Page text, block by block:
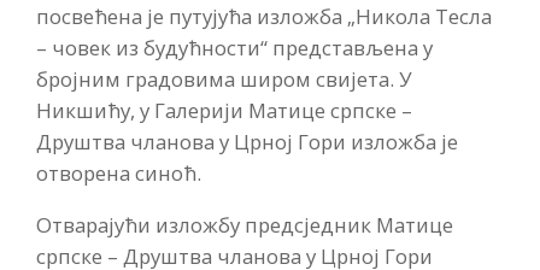
посвећена је путујућа изложба „Никола Тесла
– човек из будућности“ представљена у
бројним градовима широм свијета. У
Никшићу, у Галерији Матице српске –
Друштва чланова у Црној Гори изложба је
отворена синоћ.
Отварајући изложбу предсједник Матице
српске – Друштва чланова у Црној Гори